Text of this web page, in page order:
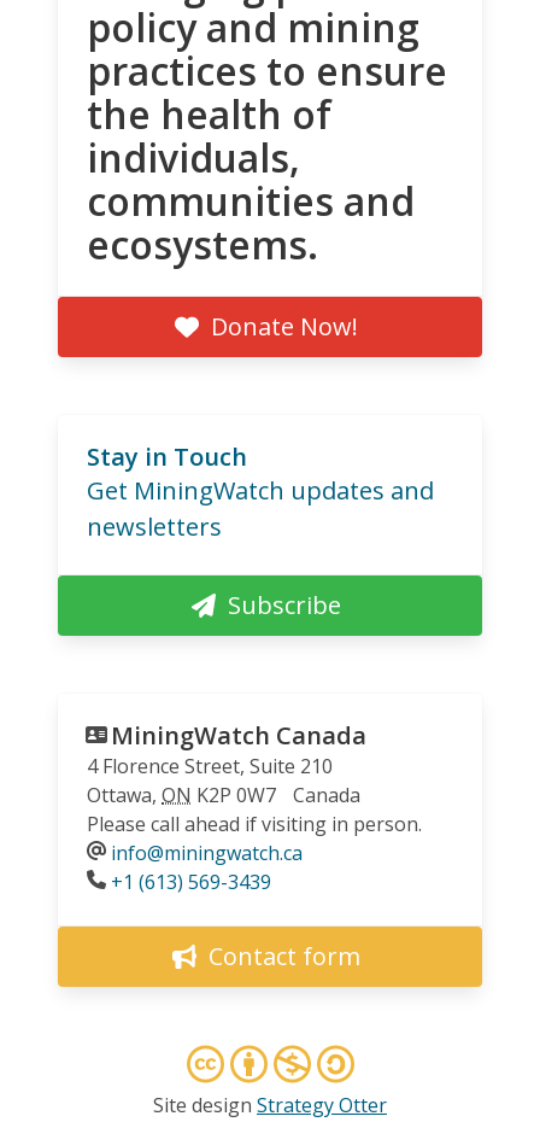
policy and mining
practices to ensure
the health of
individuals,
communities and
ecosystems.
Donate Now!
Stay in Touch
Get MiningWatch updates and
newsletters
Subscribe
MiningWatch Canada
4 Florence Street, Suite 210
Ottawa, ON K2P 0W7
Canada
Please call ahead if visiting in person.
info@miningwatch.ca
Phone
+1 (613) 569-3439
Contact form
Site design Strategy Otter